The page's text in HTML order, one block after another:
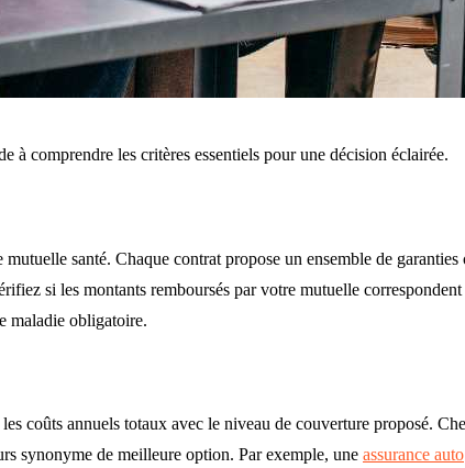
à comprendre les critères essentiels pour une décision éclairée.
santé. Chaque contrat propose un ensemble de
si les montants remboursés par votre mutuelle
maladie obligatoire.
coûts annuels totaux avec le niveau de couverture proposé.
synonyme de meilleure option. Par exemple, une assurance auto